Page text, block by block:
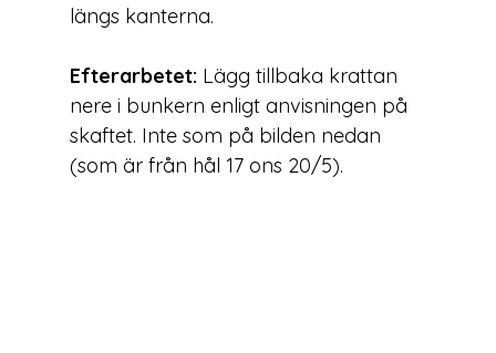
längs kanterna.
Efterarbetet: Lägg tillbaka krattan
nere i bunkern enligt anvisningen på
skaftet. Inte som på bilden nedan
(som är från hål 17 ons 20/5).